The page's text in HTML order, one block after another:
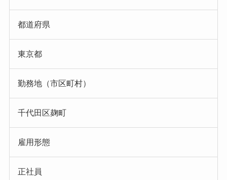
都道府県
東京都
勤務地（市区町村）
千代田区麹町
雇用形態
正社員